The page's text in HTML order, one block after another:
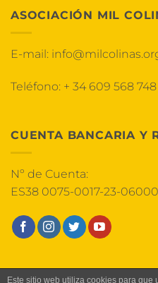
ASOCIACIÓN MIL
E-mail:
Teléfono: + 34 609 568 748
CUENTA BANCARIA Y
Nº de Cuenta:
ES38 0075-0017-23-
HOME AVISO LEGAL
Este sitio web utiliza cookies para